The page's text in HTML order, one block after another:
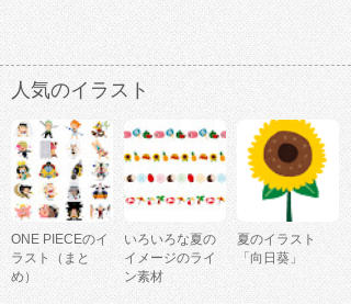
人気のイラスト
ONE PIECEのイ
ラスト（まと
め）
いろいろな夏の
イメージのライ
ン素材
夏のイラスト
「向日葵」